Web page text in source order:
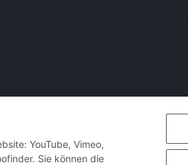
YouTube, Vimeo,
Sie können die